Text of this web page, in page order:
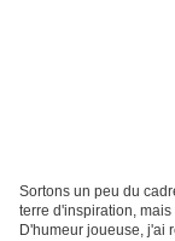
Sortons un peu du
terre d'inspiration,
D'humeur joueuse, j'ai